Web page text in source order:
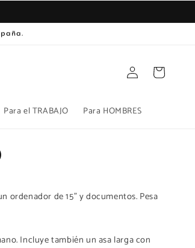
Para el TRABAJO Para HOMBRES
Iniciar
sesión
Carrito
ordenador de 15" y documentos. Pesa
Incluye también un asa larga con